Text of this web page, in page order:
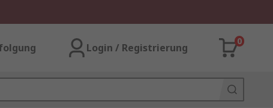
Login / Registrierung
0